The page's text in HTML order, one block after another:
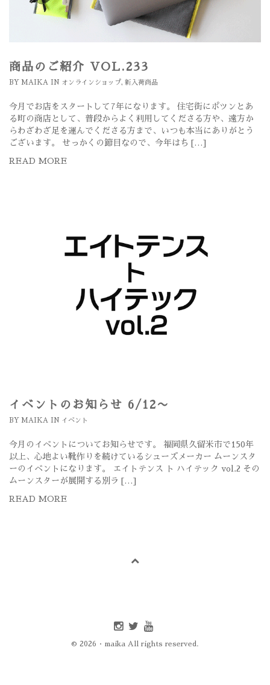
商品のご紹介 VOL.233
BY MAIKA IN オンラインショップ, 新入荷商品
今月でお店をスタートして7年になります。 住宅街にポツンとあ
る町の商店として、普段からよく利用してくださる方や、遠方か
らわざわざ足を運んでくださる方まで、いつも本当にありがとう
ございます。 せっかくの節目なので、今年はち […]
READ MORE
イベントのお知らせ 6/12〜
BY MAIKA IN イベント
今月のイベントについてお知らせです。 福岡県久留米市で150年
以上、心地よい靴作りを続けているシューズメーカー ムーンスタ
ーのイベントになります。 エイトテンス ト ハイテック vol.2 その
ムーンスターが展開する別ラ […]
READ MORE
Instagram
twitteryoutube
© 2026 · maika All rights reserved.